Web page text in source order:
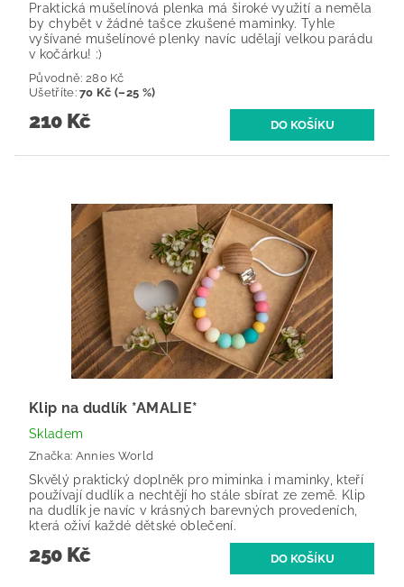
Praktická mušelínová plenka má široké využití a neměla
by chybět v žádné tašce zkušené maminky. Tyhle
vyšívané mušelínové plenky navíc udělají velkou parádu
v kočárku! :)
Původně: 280 Kč
Ušetříte:70 Kč (–25 %)
210 Kč
Klip na dudlík *AMALIE*
Skladem
Značka: Annies World
Skvělý praktický doplněk pro miminka i maminky, kteří
používají dudlík a nechtějí ho stále sbírat ze země. Klip
na dudlík je navíc v krásných barevných provedeních,
která oživí každé dětské oblečení.
250 Kč